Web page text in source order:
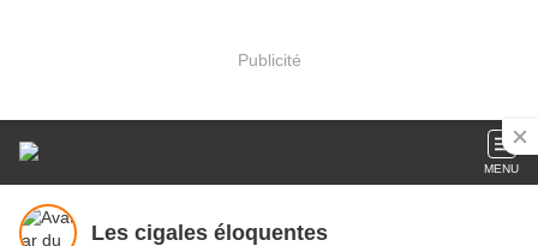
Publicité
MENU
Les cigales éloquentes